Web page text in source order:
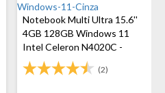
Notebook Multi Ultra 15.6''
4GB 128GB Windows 11
Intel Celeron N4020C -
Cinza
(2)